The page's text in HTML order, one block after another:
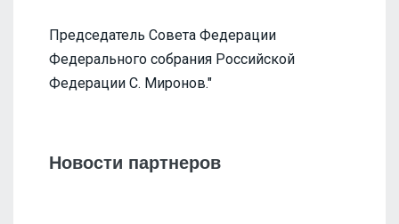
Председатель Совета Федерации
Федерального собрания Российской
Федерации С. Миронов."
Новости партнеров